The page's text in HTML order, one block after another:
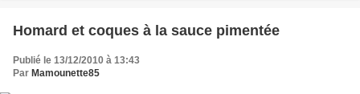
Homard et coques à la sauce pimentée
Publié le 13/12/2010 à 13:43
Par Mamounette85